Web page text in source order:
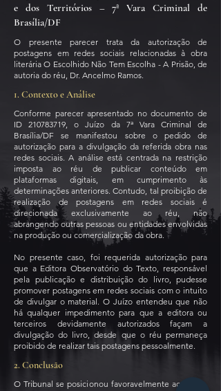
e dos Territórios – 7ª Vara Criminal de
Brasília/DF
O presente parecer trata da autorização de
postagens em redes sociais relacionadas à obra
literária O Escolhido Não Tem Escolha - A Prisão, de
autoria do réu, Dr. Ancelmo Ramos.
1. Contexto e Análise
Conforme parecer apresentado no documento de
ID210783719, o Juízo da 7ª Vara Criminal de
Brasília/DF se manifestou sobre o pedido de
autorização para a divulgação da referida obra nas
redes sociais. A análise está centrada na restrição
imposta ao réu de publicar conteúdo em
plataformas digitais, em cumprimento às
determinações anteriores. Contudo, tal proibição de
realização de postagens em redes sociais é
direcionada exclusivamente ao réu, não
abrangendo outras pessoas ou entidades envolvidas
na produção ou comercialização da obra.
No presente caso, foi requerida autorização para
que a Editora Observatório do Texto, responsável
pela publicação e distribuição do livro, pudesse
promover postagens em redes sociais com o intuito
de divulgar o material. O Juízo entendeu que não
há qualquer impedimento para que a editora ou
terceiros devidamente autorizados façam a
divulgação do livro, desde que o réu permaneça
proibido de realizar tais postagens pessoalmente.
2. Conclusão
O Tribunal se posicionou favoravelmente ao pleito,